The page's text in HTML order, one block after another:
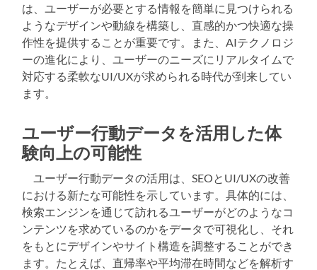
は、ユーザーが必要とする情報を簡単に見つけられる
ようなデザインや動線を構築し、直感的かつ快適な操
作性を提供することが重要です。また、AIテクノロジ
ーの進化により、ユーザーのニーズにリアルタイムで
対応する柔軟なUI/UXが求められる時代が到来してい
ます。
ユーザー行動データを活用した体
験向上の可能性
ユーザー行動データの活用は、SEOとUI/UXの改善
における新たな可能性を示しています。具体的には、
検索エンジンを通じて訪れるユーザーがどのようなコ
ンテンツを求めているのかをデータで可視化し、それ
をもとにデザインやサイト構造を調整することができ
ます。たとえば、直帰率や平均滞在時間などを解析す